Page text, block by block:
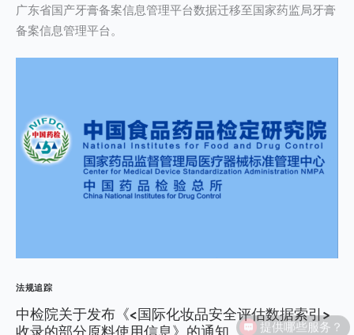
广东省国产牙膏备案信息管理平台数据迁移至国家药监局牙膏
备案信息管理平台。
法规追踪
中检院关于发布《<国际化妆品安全评估数据索引>
收录的部分原料使用信息》的通知
提供哪些服务？